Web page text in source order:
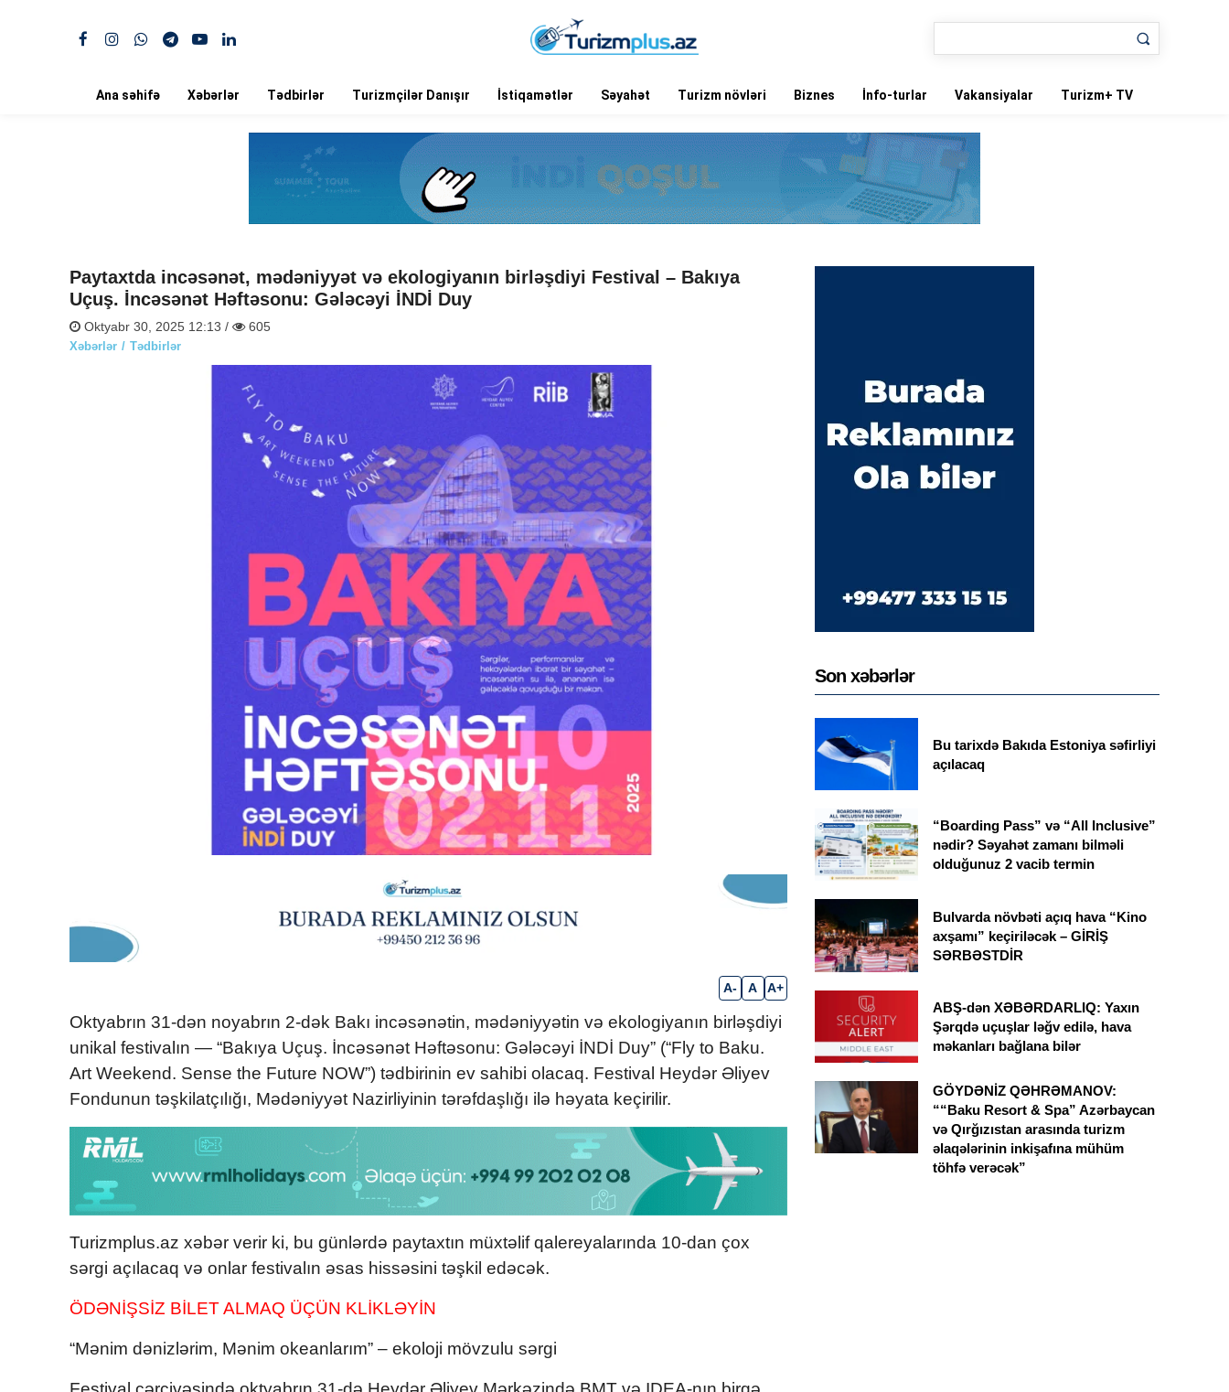
Ana səhifə Xəbərlər Tədbirlər Turizmçilər Danışır İstiqamətlər Səyahət Turizm növləri Biznes İnfo-turlar Vakansiyalar Turizm+ TV
Paytaxtda incəsənət, mədəniyyət və ekologiyanın birləşdiyi Festival – Bakıya
Uçuş. İncəsənət Həftəsonu: Gələcəyi İNDİ Duy
Oktyabr 30, 2025 12:13 / 605
Xəbərlər Tədbirlər
A- A A+
Oktyabrın 31-dən noyabrın 2-dək Bakı incəsənətin, mədəniyyətin və ekologiyanın birləşdiyi
unikal festivalın — “Bakıya Uçuş. İncəsənət Həftəsonu: Gələcəyi İNDİ Duy” (“Fly to Baku.
Art Weekend. Sense the Future NOW”) tədbirinin ev sahibi olacaq. Festival Heydər Əliyev
Fondunun təşkilatçılığı, Mədəniyyət Nazirliyinin tərəfdaşlığı ilə həyata keçirilir.
Turizmplus.az xəbər verir ki, bu günlərdə paytaxtın müxtəlif qalereyalarında 10-dan çox
sərgi açılacaq və onlar festivalın əsas hissəsini təşkil edəcək.
ÖDƏNİŞSİZ BİLET ALMAQ ÜÇÜN KLİKLƏYİN
“Mənim dənizlərim, Mənim okeanlarım” – ekoloji mövzulu sərgi
Son xəbərlər
Bu tarixdə Bakıda Estoniya səfirliyi
açılacaq
“Boarding Pass” və “All Inclusive”
nədir? Səyahət zamanı bilməli
olduğunuz 2 vacib termin
Bulvarda növbəti açıq hava “Kino
axşamı” keçiriləcək – GİRİŞ
SƏRBƏSTDİR
ABŞ-dən XƏBƏRDARLIQ: Yaxın
Şərqdə uçuşlar ləğv edilə, hava
məkanları bağlana bilər
GÖYDƏNİZ QƏHRƏMANOV:
““Baku Resort & Spa” Azərbaycan
və Qırğızıstan arasında turizm
əlaqələrinin inkişafına mühüm
töhfə verəcək”